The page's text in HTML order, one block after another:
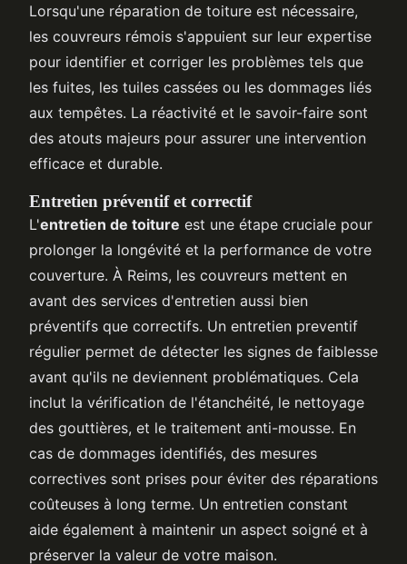
Lorsqu'une réparation de toiture est nécessaire,
les couvreurs rémois s'appuient sur leur expertise
pour identifier et corriger les problèmes tels que
les fuites, les tuiles cassées ou les dommages liés
aux tempêtes. La réactivité et le savoir-faire sont
des atouts majeurs pour assurer une intervention
efficace et durable.
Entretien préventif et correctif
L'entretien de toiture est une étape cruciale pour
prolonger la longévité et la performance de votre
couverture. À Reims, les couvreurs mettent en
avant des services d'entretien aussi bien
préventifs que correctifs. Un entretien preventif
régulier permet de détecter les signes de faiblesse
avant qu'ils ne deviennent problématiques. Cela
inclut la vérification de l'étanchéité, le nettoyage
des gouttières, et le traitement anti-mousse. En
cas de dommages identifiés, des mesures
correctives sont prises pour éviter des réparations
coûteuses à long terme. Un entretien constant
aide également à maintenir un aspect soigné et à
préserver la valeur de votre maison.